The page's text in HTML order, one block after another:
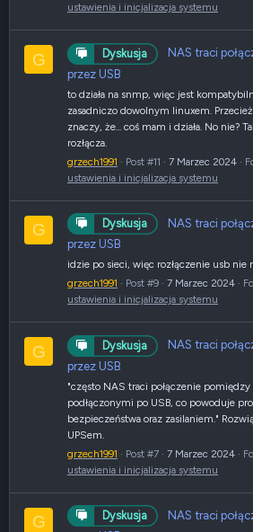
ustawienia i inicjalizacja systemu
G Dyskusja
NAS traci
przez USB
to działa na snmp, więc jest
zasadniczo dowolnym linuxem.
znaczy, że... coś mam i działa. No nie?
rozłącza.
grzech1991
Post #11 7 Marzec 2024
ustawienia i inicjalizacja systemu
G Dyskusja
NAS traci
przez USB
idzie po sieci, więc rozłączenie usb nie
grzech1991
Post #9 7 Marzec 2024
ustawienia i inicjalizacja systemu
G Dyskusja
NAS traci
przez USB
"często NAS traci połączenie
podłączonymi po USB, co powoduje
bezpieczeństwa oraz zasilaniem."
UPSem.
grzech1991
Post #7 7 Marzec 2024
ustawienia i inicjalizacja systemu
G Dyskusja
NAS traci